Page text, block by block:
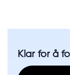
Klar for å